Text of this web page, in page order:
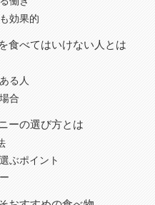
効果的
食べてはいけない人とは
る人
合
ーの選び方とは
ぶポイント